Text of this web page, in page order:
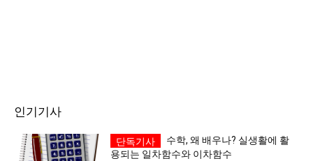
인기기사
수학, 왜 배우나? 실생활에 활
용되는 일차함수와 이차함수